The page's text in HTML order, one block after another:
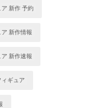
新作 予約
新作情報
新作速報
ギュア